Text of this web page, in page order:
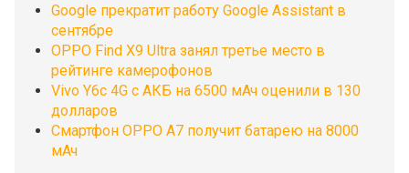
Google прекратит работу Google Assistant в
сентябре
OPPO Find X9 Ultra занял третье место в
рейтинге камерофонов
Vivo Y6c 4G c АКБ на 6500 мАч оценили в 130
долларов
Смартфон OPPO A7 получит батарею на 8000
мАч